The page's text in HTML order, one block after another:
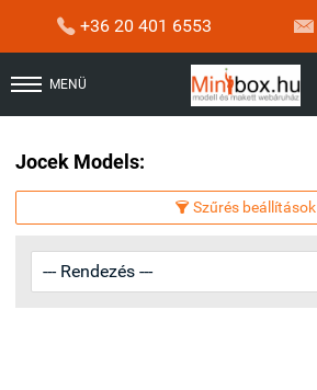
 +36 20 401 6553 
MENÜ
Jocek Models:
 Szűrés beállítások